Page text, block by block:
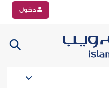
دخول